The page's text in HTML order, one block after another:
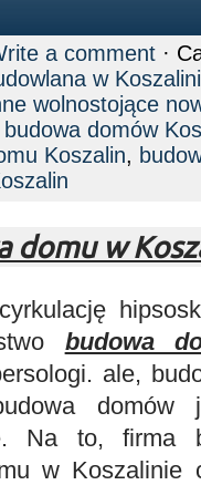
a comment ·
w
wolnostojące
budowa domów
Koszalin,
domu w
budowa
ale,
domów
Na to, firma
w Koszalinie